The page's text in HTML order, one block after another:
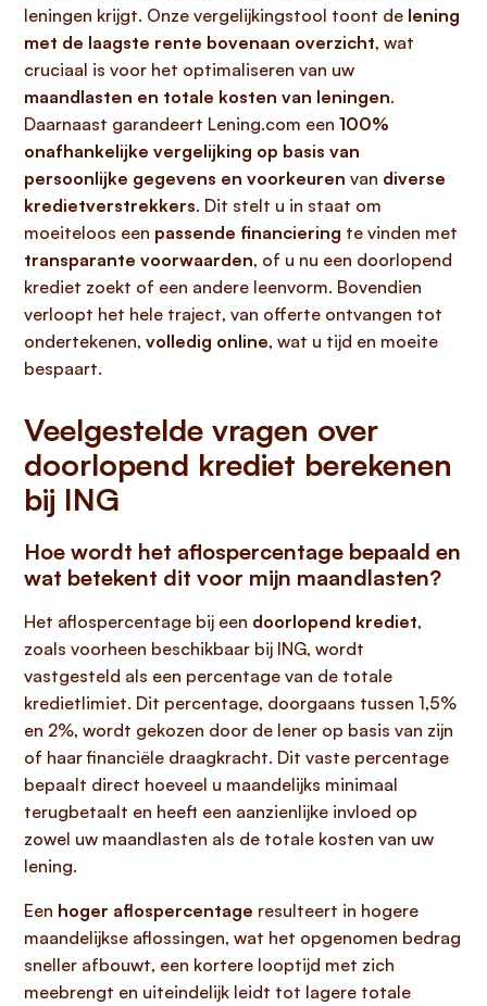
leningen krijgt. Onze vergelijkingstool toont de lening
met de laagste rente bovenaan overzicht, wat
cruciaal is voor het optimaliseren van uw
maandlasten en totale kosten van leningen.
Daarnaast garandeert Lening.com een 100%
onafhankelijke vergelijking op basis van
persoonlijke gegevens en voorkeuren van diverse
kredietverstrekkers. Dit stelt u in staat om
moeiteloos een passende financiering te vinden met
transparante voorwaarden, of u nu een doorlopend
krediet zoekt of een andere leenvorm. Bovendien
verloopt het hele traject, van offerte ontvangen tot
ondertekenen, volledig online, wat u tijd en moeite
bespaart.
Veelgestelde vragen over
doorlopend krediet berekenen
bij ING
Hoe wordt het aflospercentage bepaald en
wat betekent dit voor mijn maandlasten?
Het aflospercentage bij een doorlopend krediet,
zoals voorheen beschikbaar bij ING, wordt
vastgesteld als een percentage van de totale
kredietlimiet. Dit percentage, doorgaans tussen 1,5%
en 2%, wordt gekozen door de lener op basis van zijn
of haar financiële draagkracht. Dit vaste percentage
bepaalt direct hoeveel u maandelijks minimaal
terugbetaalt en heeft een aanzienlijke invloed op
zowel uw maandlasten als de totale kosten van uw
lening.
Een hoger aflospercentage resulteert in hogere
maandelijkse aflossingen, wat het opgenomen bedrag
sneller afbouwt, een kortere looptijd met zich
meebrengt en uiteindelijk leidt tot lagere totale